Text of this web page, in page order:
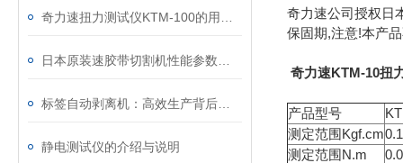
静电测试仪的介绍与说明
奇力速公司授权日
保固期,注意!本产
奇力速KTM-10扭
产品型号
测定范围Kgf.cm
测定范围N.m